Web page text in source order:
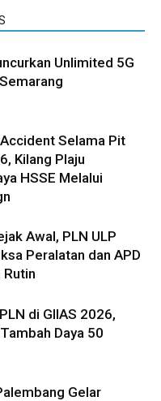
Unlimited 5G
Selama Pit
Kilang Plaju
HSSE Melalui
Awal, PLN ULP
Peralatan dan APD
di GIIAS 2026,
Daya 50
Gelar